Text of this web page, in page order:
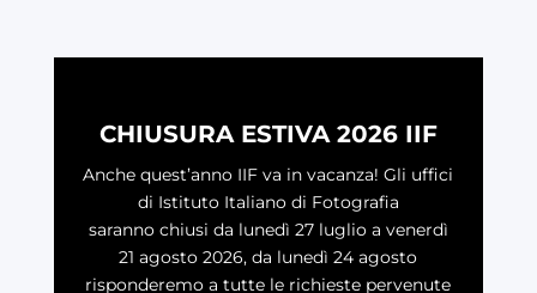
CHIUSURA ESTIVA 2026 IIF
Anche quest’anno IIF va in vacanza! Gli uffici
di Istituto Italiano di Fotografia
saranno chiusi da lunedì 27 luglio a venerdì
21 agosto 2026, da lunedì 24 agosto
risponderemo a tutte le richieste pervenute